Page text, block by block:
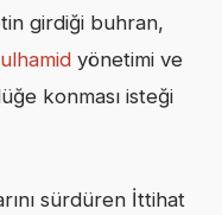
girdiği buhran,
yönetimi ve
konması isteği
sürdüren İttihat